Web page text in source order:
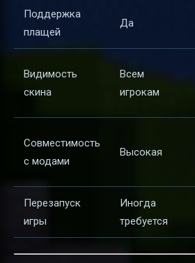
Поддержка
плащей
Да
Видимость
скина
Всем
игрокам
Совместимость
с модами
Высокая
Перезапуск
игры
Иногда
требуется